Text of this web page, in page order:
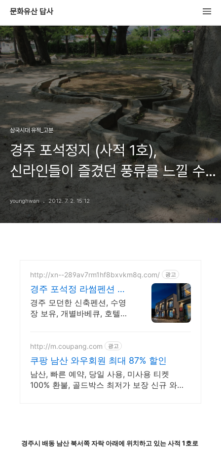
문화유산 답사
삼국시대 유적_고분
경주 포석정지 (사적 1호),
신라인들이 즐겼던 풍류를 느낄 수
있는 역사적 장소
younghwan 2012. 7. 2. 15:12
http://xn--289av7rm1hf8bxvkm8q.com/ 광고
경주 포석정 라썸펜션 수
영장 바베큐 스파펜션
경주 모던한 신축펜션, 수영
장 보유, 개별바베큐, 호텔급
http://m.coupang.com 광고
쿠팡 남산 와우회원 최대 87% 할인
남산, 빠른 예약, 당일 사용, 미사용 티켓
100% 환불, 골드박스 최저가 보장 신규 와우
경주시 배동 남산 북서쪽 자락 아래에 위치하고 있는 사적 1호로